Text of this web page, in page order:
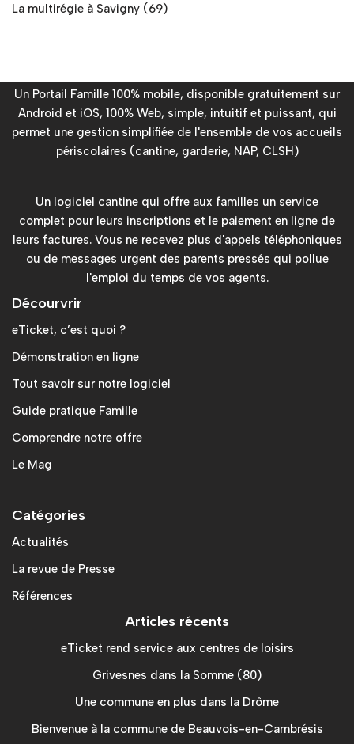
La multirégie à Savigny (69)
Un Portail Famille 100% mobile, disponible gratuitement sur
Android et iOS, 100% Web, simple, intuitif et puissant, qui
permet une gestion simplifiée de l'ensemble de vos accueils
périscolaires (cantine, garderie, NAP, CLSH)
Un logiciel cantine qui offre aux familles un service
complet pour leurs inscriptions et le paiement en ligne de
leurs factures. Vous ne recevez plus d'appels téléphoniques
ou de messages urgent des parents pressés qui pollue
l'emploi du temps de vos agents.
Décourvrir
eTicket, c’est quoi ?
Démonstration en ligne
Tout savoir sur notre logiciel
Guide pratique Famille
Comprendre notre offre
Le Mag
Catégories
Actualités
La revue de Presse
Références
Articles récents
eTicket rend service aux centres de loisirs
Grivesnes dans la Somme (80)
Une commune en plus dans la Drôme
Bienvenue à la commune de Beauvois-en-Cambrésis